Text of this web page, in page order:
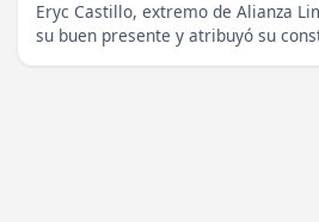
Eryc Castillo, extremo de Alianza
su buen presente y atribuyó su